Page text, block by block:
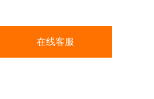
在线客服